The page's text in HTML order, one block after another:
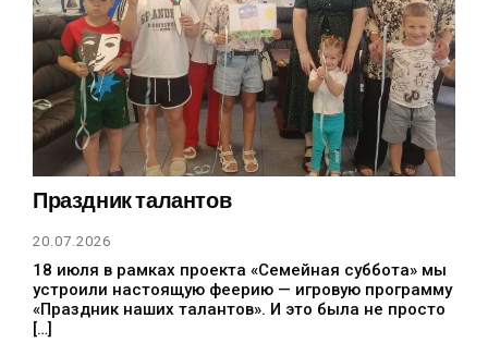
Праздник талантов
20.07.2026
18 июля в рамках проекта «Семейная суббота» мы
устроили настоящую феерию — игровую программу
«Праздник наших талантов». И это была не просто
[…]